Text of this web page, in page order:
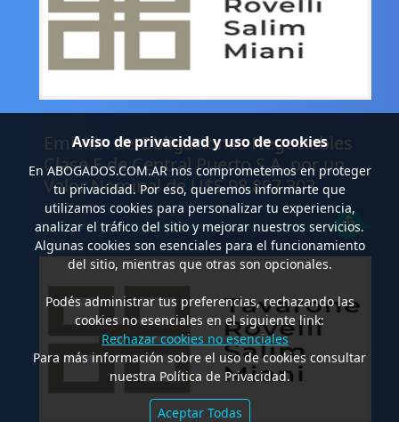
Emisión de Obligaciones Negociables
Clase E de Central Puerto S.A. por un
Valor Nominal de U$S 98.897.303
Aviso de privacidad y uso de cookies
EnABOGADOS.COM.ARnos comprometemos en proteger
tu privacidad. Por eso, queremos informarte que
utilizamos cookies para personalizar tu experiencia,
analizar el tráfico del sitio y mejorar nuestros servicios.
Algunas cookies son esenciales para el funcionamiento
del sitio, mientras que otras son opcionales.
Podés administrar tus preferencias, rechazando las
cookies no esenciales en el siguiente link:
Rechazar cookies no esenciales
Para más información sobre el uso de cookies consultar
nuestra Política de Privacidad.
Aceptar Todas